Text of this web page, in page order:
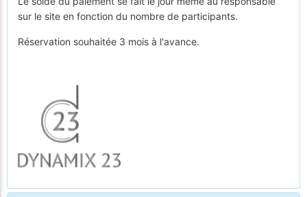
sur le site en fonction du nombre de participants.
Réservation souhaitée 3 mois à l'avance.